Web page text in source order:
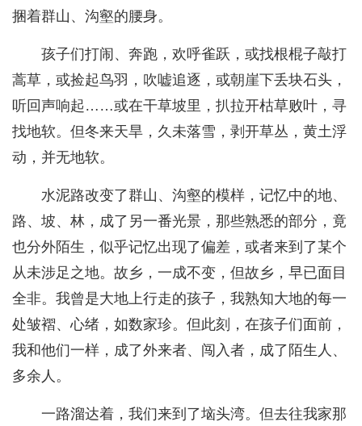
捆着群山、沟壑的腰身。
孩子们打闹、奔跑，欢呼雀跃，或找根棍子敲打
蒿草，或捡起鸟羽，吹嘘追逐，或朝崖下丢块石头，
听回声响起……或在干草坡里，扒拉开枯草败叶，寻
找地软。但冬来天旱，久未落雪，剥开草丛，黄土浮
动，并无地软。
水泥路改变了群山、沟壑的模样，记忆中的地、
路、坡、林，成了另一番光景，那些熟悉的部分，竟
也分外陌生，似乎记忆出现了偏差，或者来到了某个
从未涉足之地。故乡，一成不变，但故乡，早已面目
全非。我曾是大地上行走的孩子，我熟知大地的每一
处皱褶、心绪，如数家珍。但此刻，在孩子们面前，
我和他们一样，成了外来者、闯入者，成了陌生人、
多余人。
一路溜达着，我们来到了垴头湾。但去往我家那